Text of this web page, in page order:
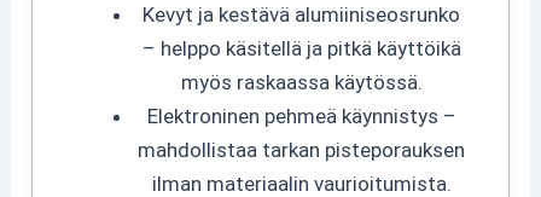
Kevyt ja kestävä alumiiniseosrunko
– helppo käsitellä ja pitkä käyttöikä
myös raskaassa käytössä.
Elektroninen pehmeä käynnistys –
mahdollistaa tarkan pisteporauksen
ilman materiaalin vaurioitumista.